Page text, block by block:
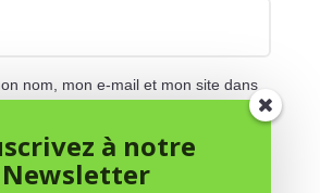
nom, mon e-mail et mon site dans
Soumettre le commentaire
à notre
Newsletter